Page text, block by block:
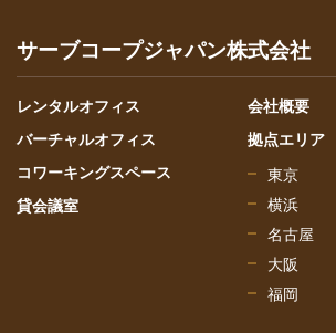
サーブコープジャパン株式会社
レンタルオフィス
バーチャルオフィス
コワーキングスペース
貸会議室
会社概要
拠点エリア
東京
横浜
名古屋
大阪
福岡